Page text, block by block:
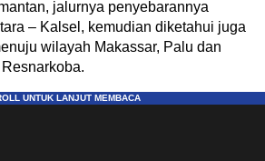
jalurnya penyebarannya
– Kalsel, kemudian diketahui juga
wilayah Makassar, Palu dan